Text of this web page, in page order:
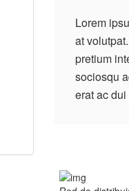
Lorem
at
pretium
sociosqu
erat ac